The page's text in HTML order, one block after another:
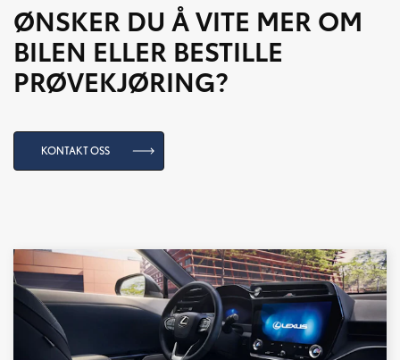
ØNSKER DU Å VITE MER OM
BILEN ELLER BESTILLE
PRØVEKJØRING?
KONTAKT OSS